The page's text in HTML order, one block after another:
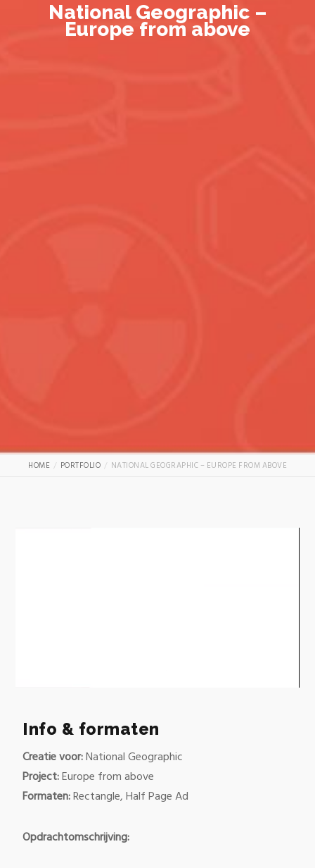
National Geographic –
Europe from above
HOME PORTFOLIO NATIONAL GEOGRAPHIC – EUROPE FROM ABOVE
seconds
Info & formaten
Creatie voor:National Geographic
Project:Europe from above
Formaten:Rectangle, Half Page Ad
Opdrachtomschrijving: